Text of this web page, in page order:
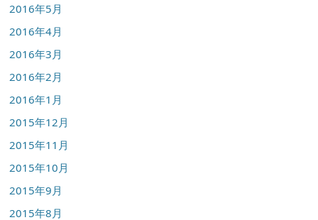
2016年5月
2016年4月
2016年3月
2016年2月
2016年1月
2015年12月
2015年11月
2015年10月
2015年9月
2015年8月